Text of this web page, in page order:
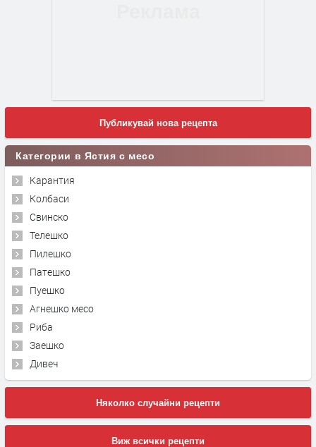
Публикувай нова рецепта
Категории в Ястия с месо
Карантия
Колбаси
Свинско
Телешко
Пилешко
Патешко
Пуешко
Агнешко месо
Риба
Заешко
Дивеч
Няколко случайни рецепти
Виж всички рецепти